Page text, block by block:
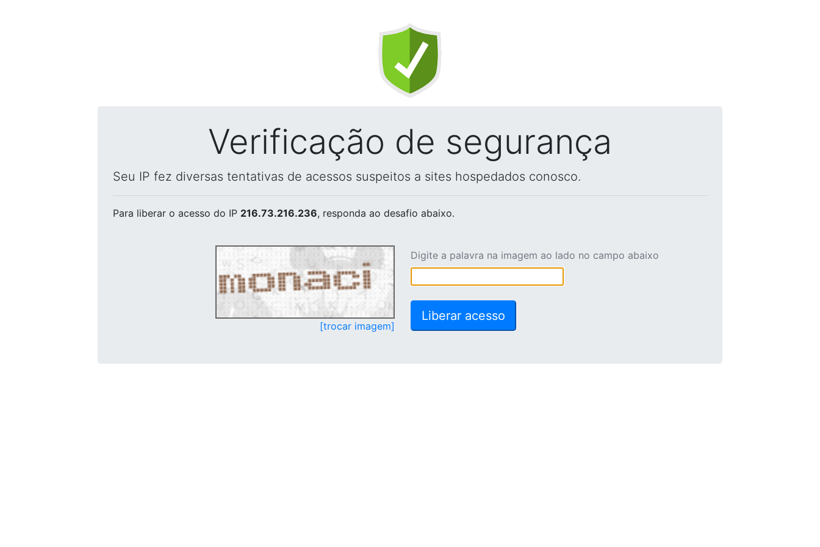
Verificação de segurança
Seu IP fez diversas tentativas de acessos suspeitos a sites hospedados conosco.
Para liberar o acesso do IP 216.73.216.236, responda ao desafio abaixo.
[trocar imagem]
Digite a palavra na imagem ao lado no campo abaixo